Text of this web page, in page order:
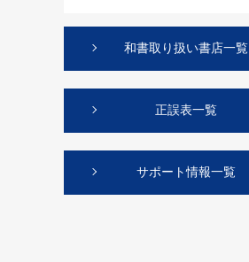
和書取り扱い書店一覧
正誤表一覧
サポート情報一覧